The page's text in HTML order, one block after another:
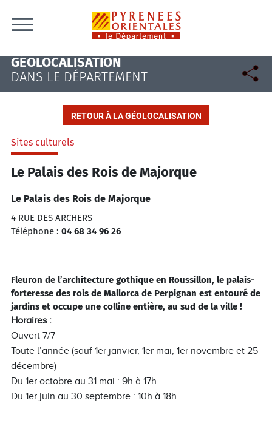
GÉOLOCALISATION
DANS LE DÉPARTEMENT
RETOUR À LA GÉOLOCALISATION
Sites culturels
Le Palais des Rois de Majorque
Le Palais des Rois de Majorque
4 RUE DES ARCHERS
Téléphone : 04 68 34 96 26
Fleuron de l’architecture gothique en Roussillon, le palais-
forteresse des rois de Mallorca de Perpignan est entouré de
jardins et occupe une colline entière, au sud de la ville !
Horaires :
Ouvert 7/7
Toute l’année (sauf 1er janvier, 1er mai, 1er novembre et 25
décembre)
Du 1er octobre au 31 mai : 9h à 17h
Du 1er juin au 30 septembre : 10h à 18h